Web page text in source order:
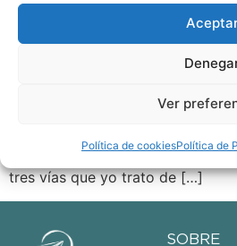
Ver
Política de cookiesPolítica de
<<La persona más fuerte no es
conversación en silencio hacia
compartía mi visión de la
tres vías que yo trato de […]
SOBRE